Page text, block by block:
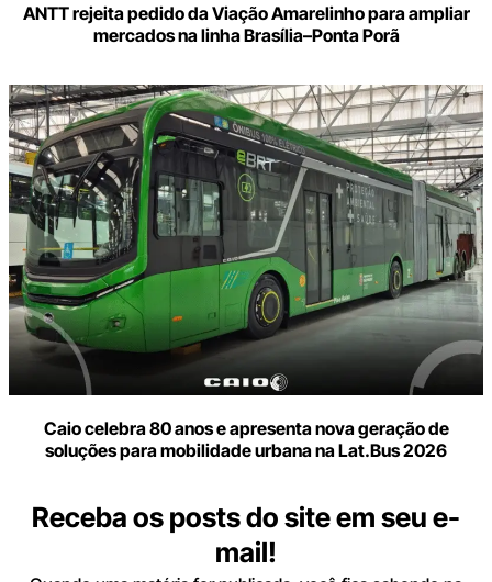
ANTT rejeita pedido da Viação Amarelinho para ampliar
mercados na linha Brasília–Ponta Porã
Caio celebra 80 anos e apresenta nova geração de
soluções para mobilidade urbana na Lat.Bus 2026
Receba os posts do site em seu e-
mail!